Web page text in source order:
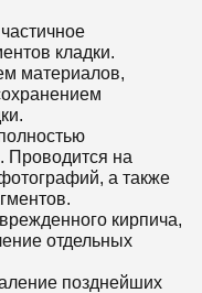
кладки.
материалов,
Проводится на
а также
кирпича,
отдельных
позднейших